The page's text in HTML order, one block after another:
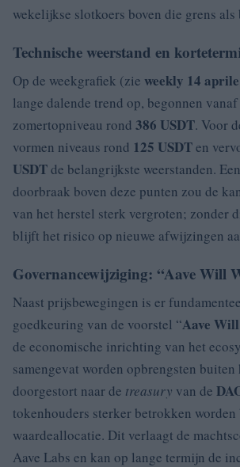
wekelijkse slotkoers boven die grens
Technische weerstand en
Op de weekgrafiek (zie weekly 14
lange dalende trend op, begonnen
zomertopniveau rond 386 USDT. Voor
vormen niveaus rond 125 USDTen
USDTde belangrijkste weerstanden.
doorbraak boven deze punten zou de
van het herstel sterk vergroten; zonder
blijft het risico op nieuwe afwijzingen
Governancewijziging: “Aave Will
Naast prijsbewegingen is er
goedkeuring van de voorstel “Aave
de economische inrichting van het
samengevat worden opbrengsten
doorgestort naar de treasury van de
tokenhouders sterker betrokken
waardeallocatie. Dit verlaagt de
Aave Labs en kan op lange termijn de